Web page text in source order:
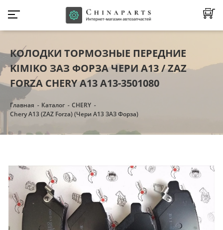
КОЛОДКИ ТОРМОЗНЫЕ ПЕРЕДНИЕ
KIMIKO ЗАЗ ФОРЗА ЧЕРИ А13 / ZAZ
FORZA CHERY A13 A13-3501080
Главная Каталог
CHERY
Chery A13 (ZAZ Forza) (Чери А13 ЗАЗ Форза)